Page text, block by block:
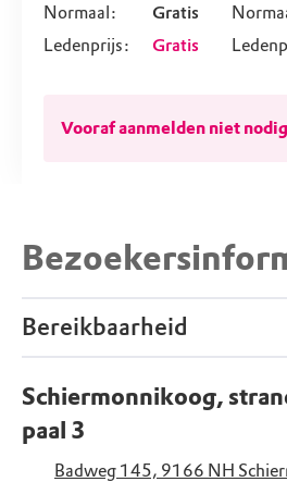
Normaal:
Gratis
Ledenprijs:
Gratis
Vooraf aanmelden niet nodig
Bereikbaarheid
Schiermonnikoog,
paal 3
Badweg 145, 9166 NH